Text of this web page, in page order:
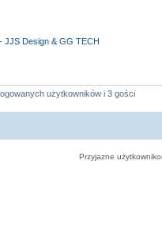
JJS Design & GG TECH
użytkowników i 3 gości
Przyjazne